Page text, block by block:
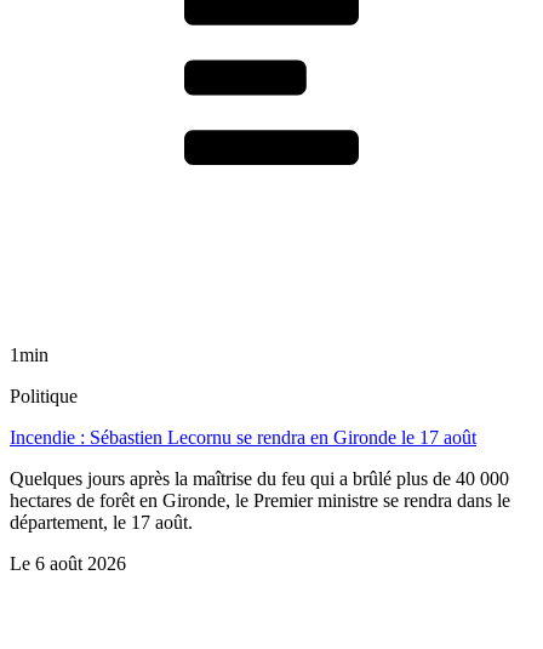
1min
Politique
Incendie : Sébastien Lecornu se rendra en Gironde le 17 août
Quelques jours après la maîtrise du feu qui a brûlé plus de 40 000
hectares de forêt en Gironde, le Premier ministre se rendra dans le
département, le 17 août.
Le 6 août 2026